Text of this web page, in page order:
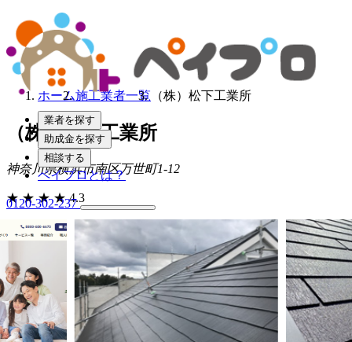
業者を探す
助成金を探す
相談する
ペイプロとは？
0120-302-237
ホーム施工業者一覧 （株）松下工業所
（株）松下工業所
神奈川県横浜市南区万世町1-12
★ ★ ★ ★ 4.3